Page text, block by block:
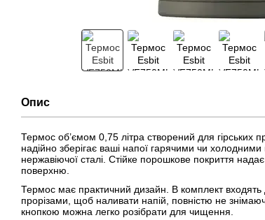
Опис
Термос об’ємом 0,75 літра створений для гірських
надійно зберігає ваші напої гарячими чи холодними
нержавіючої сталі. Стійке порошкове покриття
поверхню.
Термос має практичний дизайн. В комплект входять
прорізами, щоб наливати напій, повністю не
кнопкою можна легко розібрати для чищення.